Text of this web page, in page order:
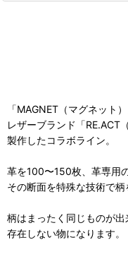
「MAGNET（マグネット）
レザーブランド「RE.ACT
製作したコラボライン。
革を100〜150枚、革専用
その断面を特殊な技術で柄
柄はまったく同じものが
存在しない物になります。